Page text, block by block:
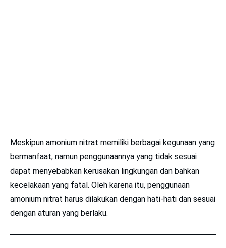
Meskipun amonium nitrat memiliki berbagai kegunaan yang
bermanfaat, namun penggunaannya yang tidak sesuai
dapat menyebabkan kerusakan lingkungan dan bahkan
kecelakaan yang fatal. Oleh karena itu, penggunaan
amonium nitrat harus dilakukan dengan hati-hati dan sesuai
dengan aturan yang berlaku.